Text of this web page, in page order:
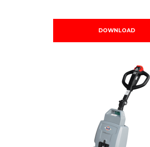
DOWNLOAD